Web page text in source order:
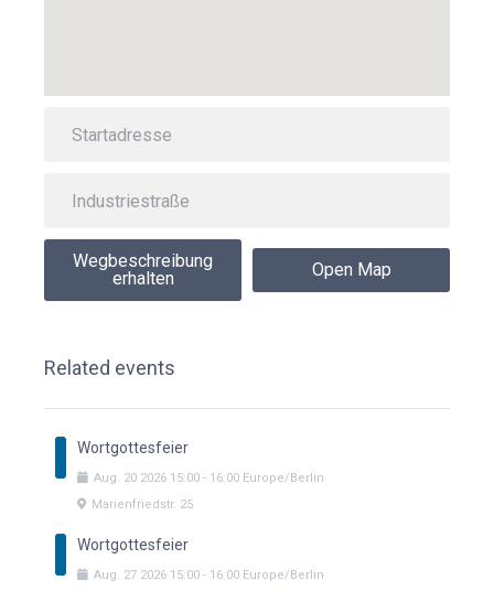
Wegbeschreibung
erhalten
Open Map
Related events
Wortgottesfeier
Aug. 20 2026 15:00 - 16:00 Europe/Berlin
Marienfriedstr. 25
Wortgottesfeier
Aug. 27 2026 15:00 - 16:00 Europe/Berlin